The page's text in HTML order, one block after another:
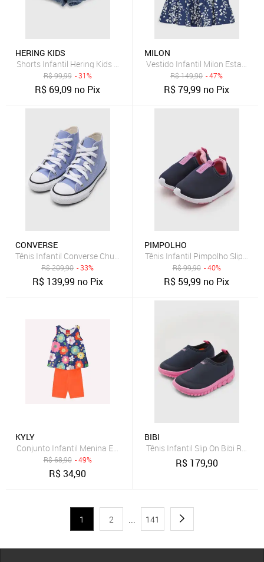
HERING KIDS
Shorts Infantil Hering Kids Jeans Azul Claro
R$99,99 - 31%
R$ 69,09 no Pix
MILON
Vestido Infantil Milon Estampa
R$149,90 - 47%
R$79,99 no Pix
CONVERSE
Tênis Infantil Converse Chuck Taylor All Star Azul
R$209,90 - 33%
R$ 139,99 no Pix
PIMPOLHO
Tênis Infantil Pimpolho Slip-On
R$99,90 - 40%
R$ 59,99 no Pix
KYLY
Conjunto Infantil Menina Estampa Kyly
R$68,90 - 49%
R$34,90
BIBI
Tênis Infantil Slip On Bibi Roller
R$ 179,90
1 2 ... 141